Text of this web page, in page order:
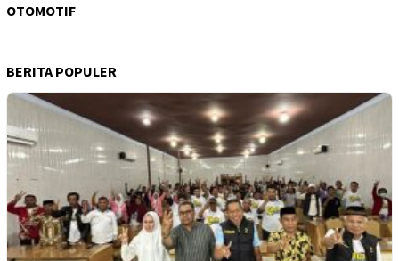
OTOMOTIF
BERITA POPULER